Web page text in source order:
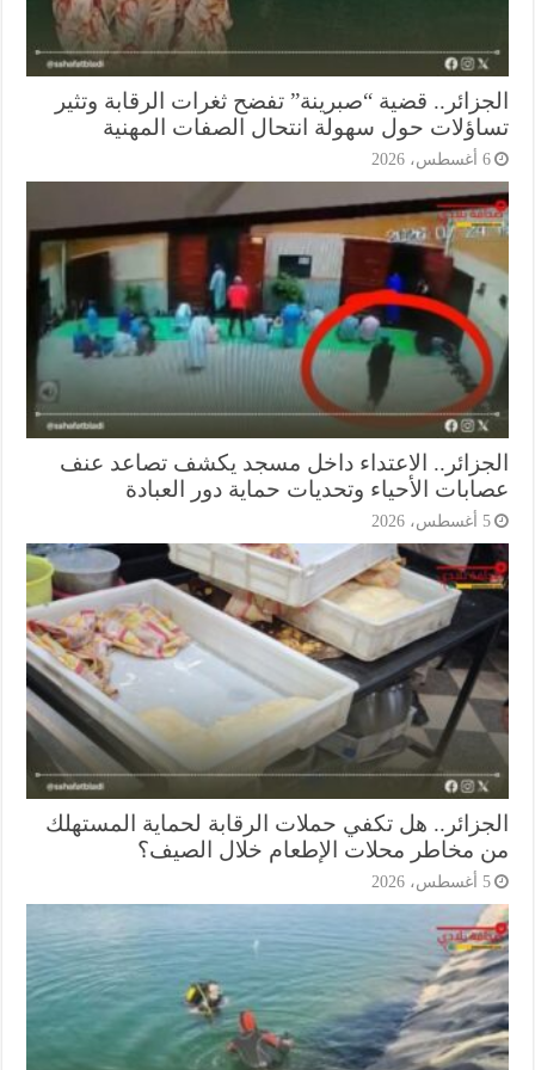
قضية “صبرينة” تفضح ثغرات الرقابة وتثير
حول سهولة انتحال الصفات المهنية
الاعتداء داخل مسجد يكشف تصاعد عنف
الأحياء وتحديات حماية دور العبادة
هل تكفي حملات الرقابة لحماية المستهلك
مخاطر محلات الإطعام خلال الصيف؟